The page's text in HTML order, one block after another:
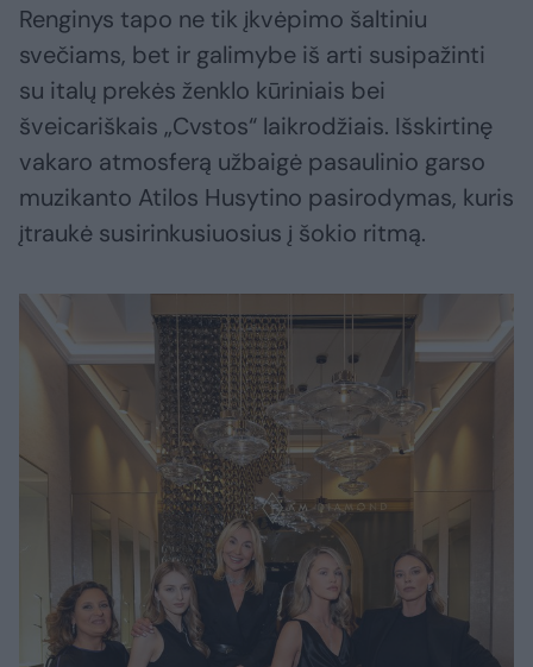
Renginys tapo ne tik įkvėpimo šaltiniu
svečiams, bet ir galimybe iš arti susipažinti
su italų prekės ženklo kūriniais bei
šveicariškais „Cvstos“ laikrodžiais. Išskirtinę
vakaro atmosferą užbaigė pasaulinio garso
muzikanto Atilos Husytino pasirodymas, kuris
įtraukė susirinkusiuosius į šokio ritmą.